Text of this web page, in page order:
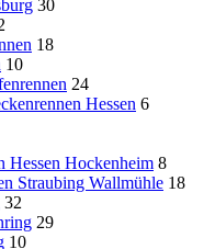
30
18
10
24
Hessen 6
Hessen Hockenheim 8
Straubing Wallmühle 18
32
29
10